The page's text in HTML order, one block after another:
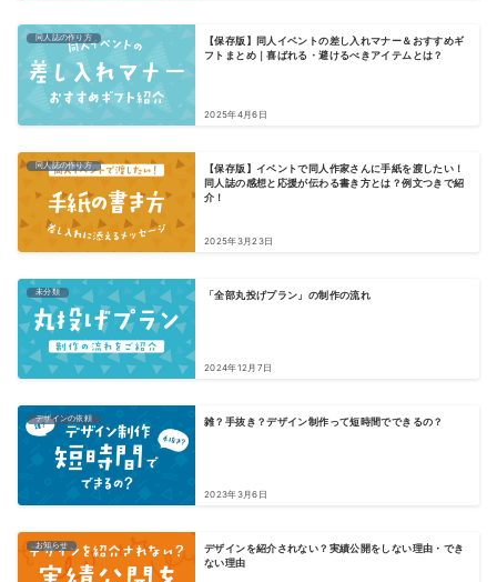
同人誌の作り方
【保存版】同人イベントの差し入れマナー＆おすすめギ
フトまとめ｜喜ばれる・避けるべきアイテムとは？
2025年4月6日
同人誌の作り方
【保存版】イベントで同人作家さんに手紙を渡したい！
同人誌の感想と応援が伝わる書き方とは？例文つきで紹
介！
2025年3月23日
未分類 「全部丸投げプラン」の制作の流れ
2024年12月7日
デザインの依頼 雑？手抜き？デザイン制作って短時間でできるの？
2023年3月6日
お知らせ
デザインを紹介されない？実績公開をしない理由・でき
ない理由